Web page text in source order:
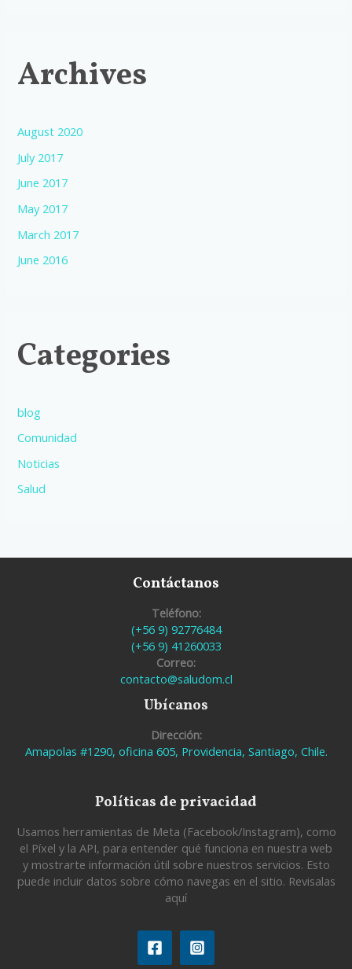
Archives
August 2020
July 2017
June 2017
May 2017
March 2017
June 2016
Categories
blog
Comunidad
Noticias
Salud
Contáctanos
Teléfono:
(+56 9) 92776484
(+56 9) 41260033
Correo:
contacto@saludom.cl
Ubícanos
Dirección:
Amapolas #1290, oficina 605, Providencia, Santiago, Chile.
Políticas de privacidad
Usamos herramientas de Meta (Facebook/Instagram), como
el Píxel y la API, para entender qué funciona en nuestra web
y mostrarte información útil sobre nuestros servicios. Esto
puede incluir datos sobre cómo navegas en el sitio. Revisalas
aquí